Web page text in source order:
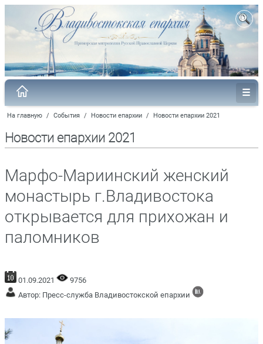
На главную / События / Новости епархии / Новости епархии 2021
Новости епархии 2021
Марфо-Мариинский женский
монастырь г.Владивостока
открывается для прихожан и
паломников
01.09.2021
9756
Автор: Пресс-служба Владивостокской епархии